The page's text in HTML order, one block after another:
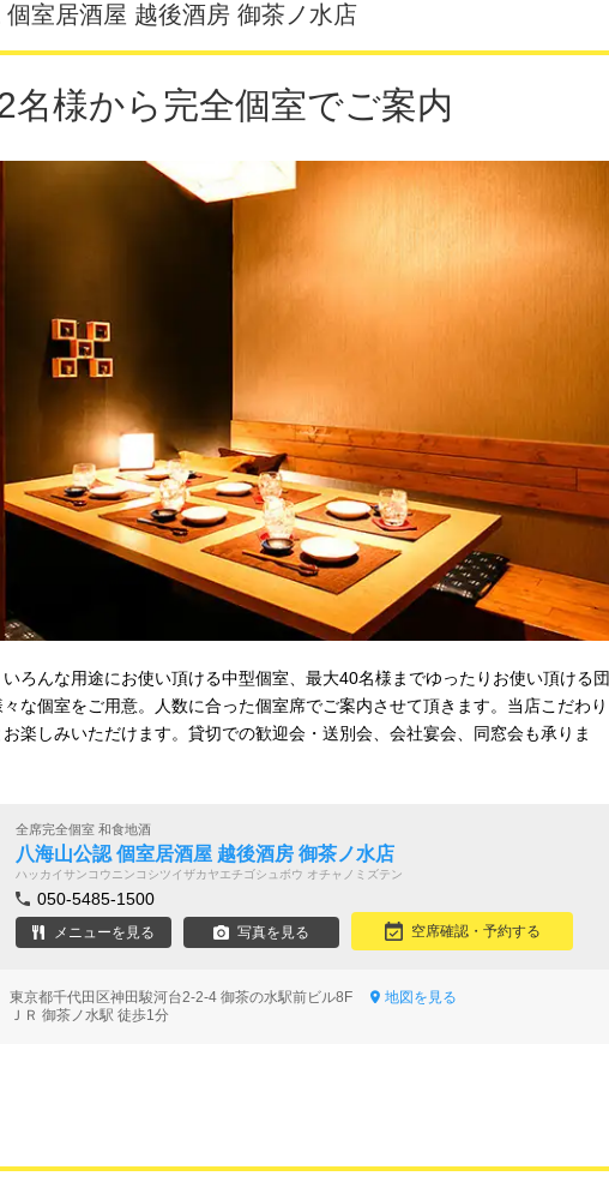
個室居酒屋 越後酒房 御茶ノ水店
名様から完全個室でご案内
ろんな用途にお使い頂ける中型個室、最大40名様までゆったりお使い頂ける団
な個室をご用意。人数に合った個室席でご案内させて頂きます。当店こだわり
楽しみいただけます。貸切での歓迎会・送別会、会社宴会、同窓会も承りま
全席完全個室 和食地酒
八海山公認 個室居酒屋 越後酒房 御茶ノ水店
ハッカイサンコウニンコシツイザカヤエチゴシュボウ オチャノミズテン
050-5485-1500
メニューを見る 写真を見る 空席確認・予約する
東京都千代田区神田駿河台2-2-4 御茶の水駅前ビル8F
地図を見る
ＪＲ 御茶ノ水駅 徒歩1分